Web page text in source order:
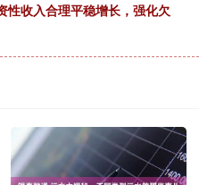
性收入合理平稳增长，强化欠